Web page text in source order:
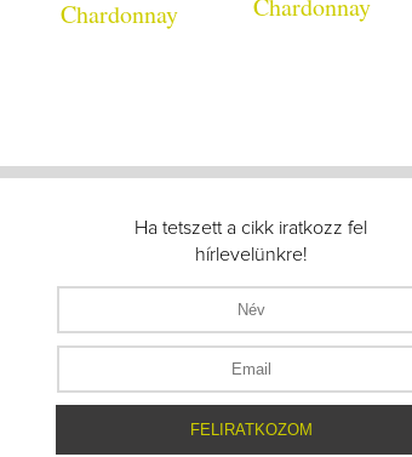
Chardonnay
Chardonnay
Ha tetszett a cikk iratkozz fel
hírlevelünkre!